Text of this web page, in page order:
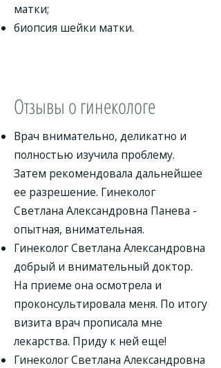
матки;
биопсия шейки матки.
Отзывы о гинекологе
Врач внимательно, деликатно и
полностью изучила проблему.
Затем рекомендовала дальнейшее
ее разрешение. Гинеколог
Светлана Александровна Панева -
опытная, внимательная.
Гинеколог Светлана Александровна
добрый и внимательный доктор.
На приеме она осмотрела и
проконсультировала меня. По итогу
визита врач прописала мне
лекарства. Приду к ней еще!
Гинеколог Светлана Александровна